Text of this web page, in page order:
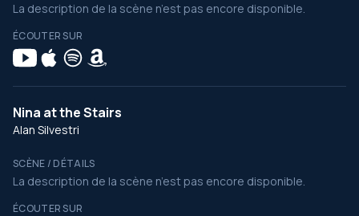
La description de la scène n’est pas encore disponible.
ÉCOUTER SUR
Nina at the Stairs
Alan Silvestri
SCÈNE / DÉTAILS
La description de la scène n’est pas encore disponible.
ÉCOUTER SUR